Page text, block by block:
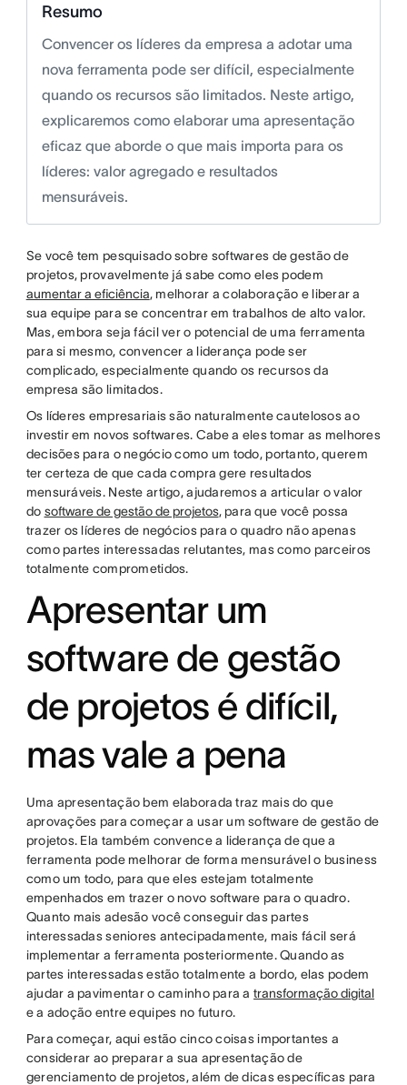
Resumo
Convencer os líderes da empresa a adotar uma
nova ferramenta pode ser difícil, especialmente
quando os recursos são limitados. Neste artigo,
explicaremos como elaborar uma apresentação
eficaz que aborde o que mais importa para os
líderes: valor agregado e resultados
mensuráveis.
Se você tem pesquisado sobre softwares de gestão de
projetos, provavelmente já sabe como eles podem
aumentar a eficiência, melhorar a colaboração e liberar a
sua equipe para se concentrar em trabalhos de alto valor.
Mas, embora seja fácil ver o potencial de uma ferramenta
para si mesmo, convencer a liderança pode ser
complicado, especialmente quando os recursos da
empresa são limitados.
Os líderes empresariais são naturalmente cautelosos ao
investir em novos softwares. Cabe a eles tomar as melhores
decisões para o negócio como um todo, portanto, querem
ter certeza de que cada compra gere resultados
mensuráveis. Neste artigo, ajudaremos a articular o valor
do software de gestão de projetos, para que você possa
trazer os líderes de negócios para o quadro não apenas
como partes interessadas relutantes, mas como parceiros
totalmente comprometidos.
Apresentar um
software de gestão
de projetos é difícil,
mas vale a pena
Uma apresentação bem elaborada traz mais do que
aprovações para começar a usar um software de gestão de
projetos. Ela também convence a liderança de que a
ferramenta pode melhorar de forma mensurável o business
como um todo, para que eles estejam totalmente
empenhados em trazer o novo software para o quadro.
Quanto mais adesão você conseguir das partes
interessadas seniores antecipadamente, mais fácil será
implementar a ferramenta posteriormente. Quando as
partes interessadas estão totalmente a bordo, elas podem
ajudar a pavimentar o caminho para atransformação digital
e a adoção entre equipes no futuro.
Para começar, aqui estão cinco coisas importantes a
considerar ao preparar a sua apresentação de
gerenciamento de projetos, além de dicas específicas para